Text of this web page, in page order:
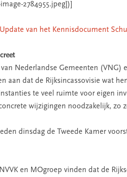
2784955.jpeg])]
Update van het Kennisdocument
van Nederlandse Gemeenten (VNG)
aan dat de Rijksincassovisie wat
te veel ruimte voor eigen
wijzigingen noodzakelijk, zo
dinsdag de Tweede Kamer
en MOgroep vinden dat de
SEGMENT